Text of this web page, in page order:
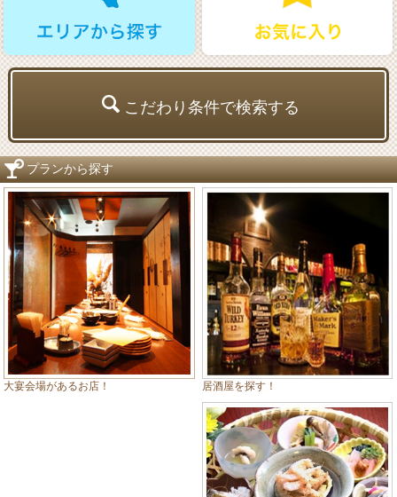
こだわり条件で検索する
プランから探す
大宴会場があるお店！ 居酒屋を探す！